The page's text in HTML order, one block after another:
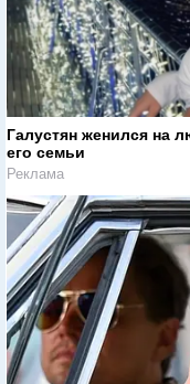
Галустян женился на
его семьи
Реклама